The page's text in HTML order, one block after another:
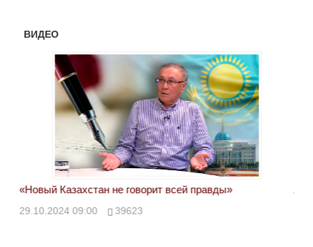
ВИДЕО
«Новый Казахстан не говорит всей правды»
29.10.2024 09:00 39623